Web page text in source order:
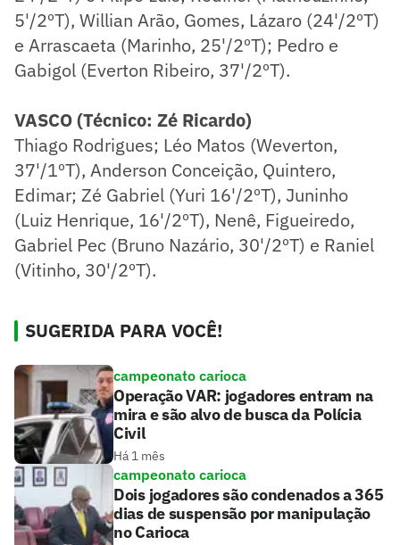
5'/2ºT), Willian Arão, Gomes, Lázaro (24'/2ºT)
e Arrascaeta (Marinho, 25'/2ºT); Pedro e
Gabigol (Everton Ribeiro, 37'/2ºT).
VASCO (Técnico: Zé Ricardo)
Thiago Rodrigues; Léo Matos (Weverton,
37'/1ºT), Anderson Conceição, Quintero,
Edimar; Zé Gabriel (Yuri 16'/2ºT), Juninho
(Luiz Henrique, 16'/2ºT), Nenê, Figueiredo,
Gabriel Pec (Bruno Nazário, 30'/2ºT) e Raniel
(Vitinho, 30'/2ºT).
SUGERIDA PARA VOCÊ!
campeonato carioca
Operação VAR: jogadores entram na
mira e são alvo de busca da Polícia
Civil
Há 1 mês
campeonato carioca
Dois jogadores são condenados a 365
dias de suspensão por manipulação
no Carioca